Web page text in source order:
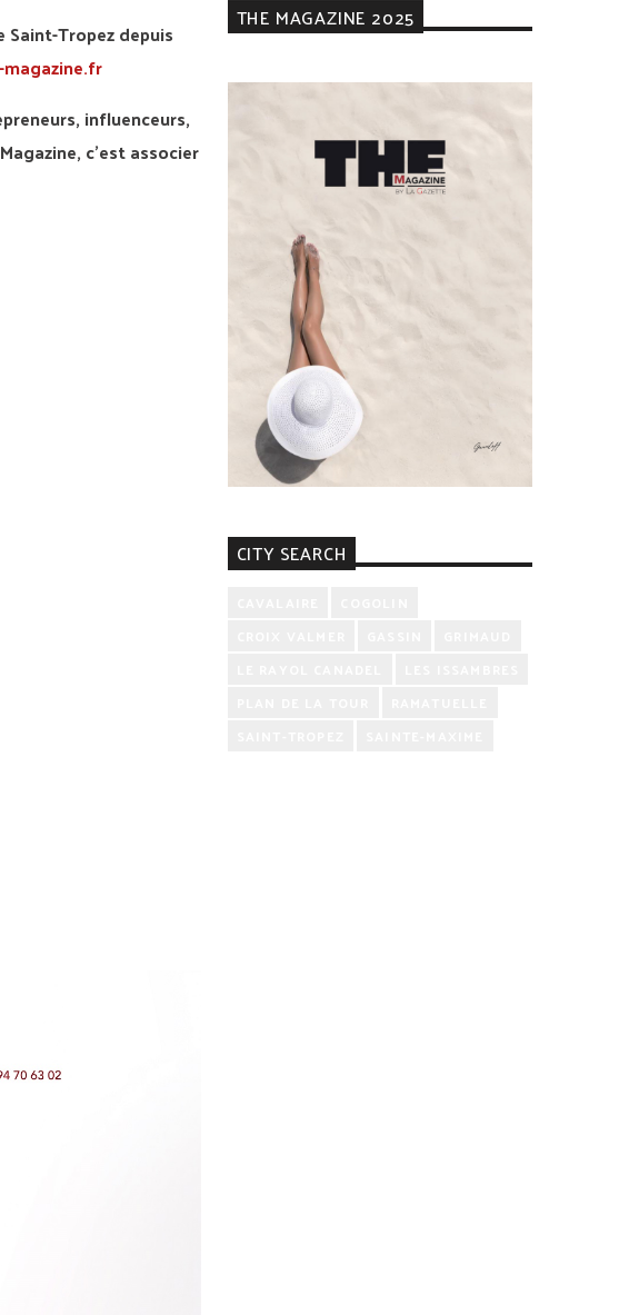
Tropez depuis
influenceurs,
c’est associer
THE MAGAZINE 2025
CITY SEARCH